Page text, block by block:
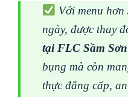
Với menu
ngày, được thay
tại FLC Sầm Sơn
bụng mà còn
thực đẳng cấp,